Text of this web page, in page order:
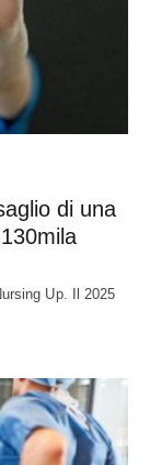
di una
Up. Il 2025